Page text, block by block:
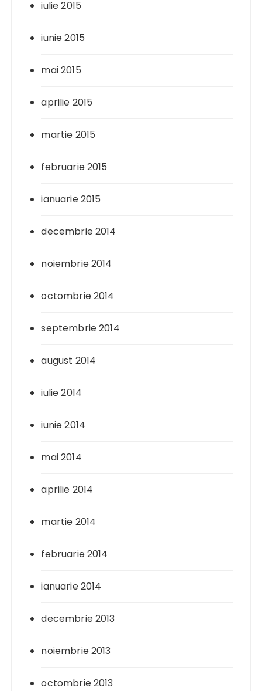
iulie 2015
iunie 2015
mai 2015
aprilie 2015
martie 2015
februarie 2015
ianuarie 2015
decembrie 2014
noiembrie 2014
octombrie 2014
septembrie 2014
august 2014
iulie 2014
iunie 2014
mai 2014
aprilie 2014
martie 2014
februarie 2014
ianuarie 2014
decembrie 2013
noiembrie 2013
octombrie 2013